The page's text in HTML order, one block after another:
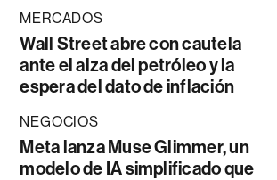
MERCADOS
Wall Street abre con cautela
ante el alza del petróleo y la
espera del dato de inflación
NEGOCIOS
Meta lanza Muse Glimmer, un
modelo de IA simplificado que